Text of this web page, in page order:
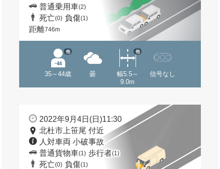
普通乗用車(2)
死亡(0) 負傷(1)
距離746m
35～44歳
他
曇
幅5.5～
9.0m
他
信号なし
2022年9月4日(日)11:30
北杜市上笹尾 付近
人対車両 小破事故
普通貨物車(1) 歩行者(1)
死亡(0) 負傷(1)